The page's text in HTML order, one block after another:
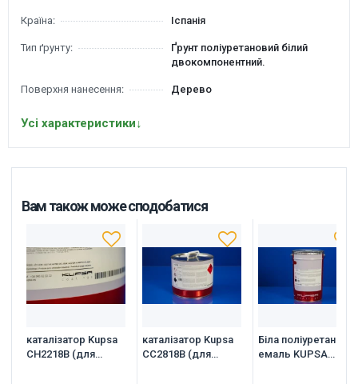
Країна: Іспанія
Тип ґрунту:
Ґрунт поліуретановий білий
двокомпонентний.
Поверхня нанесення: Дерево
Усі характеристики↓
Вам також може сподобатися
каталізатор Kupsa
CH2218B (для
каталізатор Kupsa
CС2818B (для
Біла поліуретанова
емаль KUPSA